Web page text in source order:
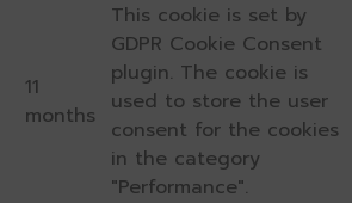
11
months
This cookie is set by
GDPR Cookie Consent
plugin. The cookie is
used to store the user
consent for the cookies
in the category
"Performance".